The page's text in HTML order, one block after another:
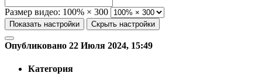
Размер видео: 100% × 300
Показать настройки Скрыть настройки
Опубликовано 22 Июля 2024, 15:49
Категория